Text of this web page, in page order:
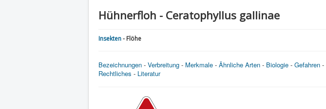
Hühnerfloh - Ceratophyllus gallinae
Insekten- Flöhe
Bezeichnungen - Verbreitung - Merkmale - Ähnliche Arten - Biologie - Gefahren -
Rechtliches - Literatur